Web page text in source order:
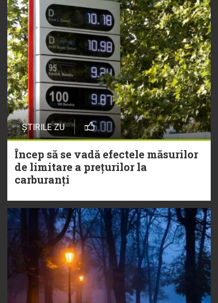
ȘTIRILE ZU
Încep să se vadă efectele măsurilor
de limitare a prețurilor la
carburanți